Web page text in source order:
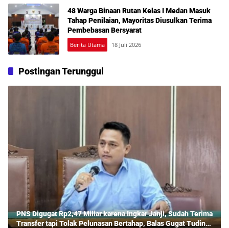
48 Warga Binaan Rutan Kelas I Medan Masuk
Tahap Penilaian, Mayoritas Diusulkan Terima
Pembebasan Bersyarat
Berita Utama 18 Juli 2026
Postingan Terunggul
PNS Digugat Rp2,47 Miliar karena Ingkar Janji, Sudah Terima
Transfer tapi Tolak Pelunasan Bertahap, Balas Gugat Tuding